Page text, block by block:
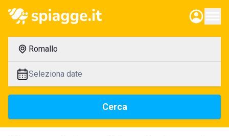
Romallo
Seleziona date
Cerca